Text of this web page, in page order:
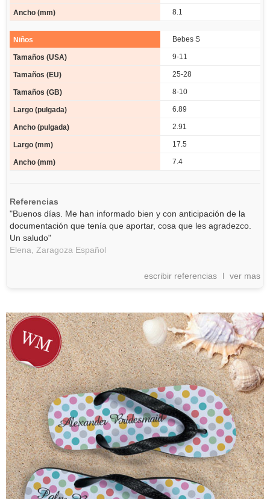
8.1
Bebes S
9-11
25-28
8-10
6.89
2.91
17.5
7.4
Referencias
"Buenos días. Me han informado bien y con anticipación de la
documentación que tenía que aportar, cosa que les agradezco.
Un saludo"
Elena,
Zaragoza Español
escribir referencias ver mas